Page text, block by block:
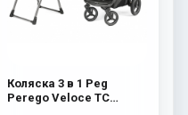
Коляска 3 в 1 Peg
Perego Veloce TC